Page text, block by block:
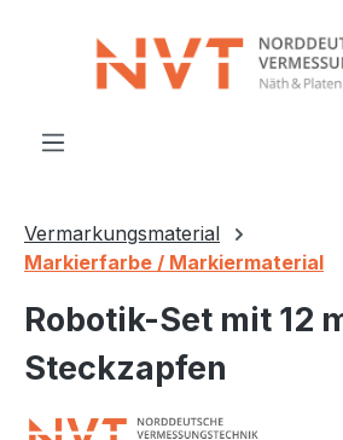
Vermarkungsmaterial
Markierfarbe / Markiermaterial
Robotik-Set mit 12
Steckzapfen